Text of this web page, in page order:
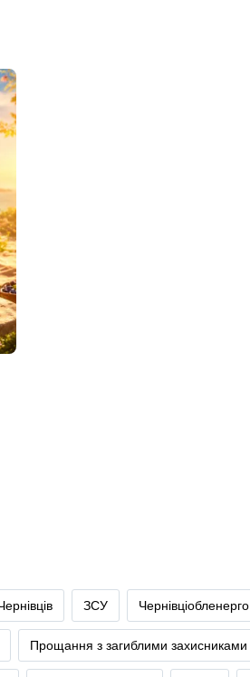
ЗСУ Чернівціобленерго
Прощання з загиблими захисниками